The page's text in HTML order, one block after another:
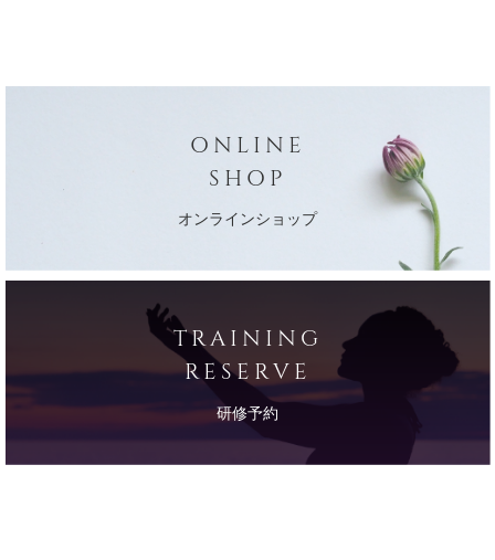
ONLINE
SHOP
オンラインショップ
TRAINING
RESERVE
研修予約